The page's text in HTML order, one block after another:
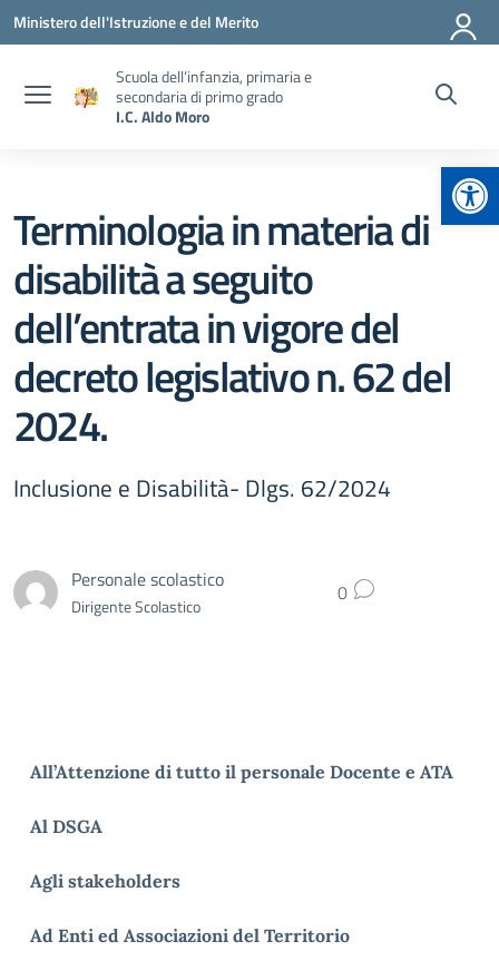
Vai ai contenuti
Vai al menu di navigazione
Vai al footer
Ministero dell'Istruzione e del Merito
Scuola dell’infanzia, primaria e
secondaria di primo grado
I.C. Aldo Moro
Terminologia in materia di
disabilità a seguito
dell’entrata in vigore del
decreto legislativo n. 62 del
2024.
Inclusione e Disabilità- Dlgs. 62/2024
Personale scolastico
Dirigente Scolastico 0
All’Attenzione di tutto il personale Docente e ATA
Al DSGA
Agli stakeholders
Ad Enti ed Associazioni del Territorio